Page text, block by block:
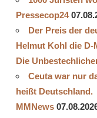
Pressecop24
Der Preis der
Helmut Kohl die
Die
Ceuta war nur
heißt Deutschland.
MMNews